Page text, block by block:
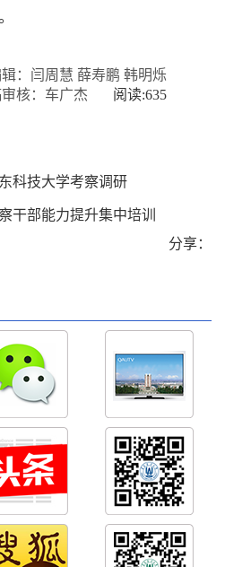
：闫周慧 薛寿鹏 韩明烁
核：车广杰 阅读:635
科技大学考察调研
干部能力提升集中培训
分享：